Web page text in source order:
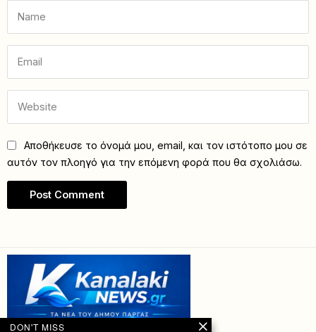
Αποθήκευσε το όνομά μου, email, και τον ιστότοπο μου σε
αυτόν τον πλοηγό για την επόμενη φορά που θα σχολιάσω.
DON'T MISS